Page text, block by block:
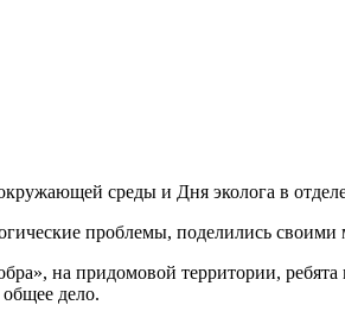
среды и Дня эколога в
проблемы, поделились
на придомовой территории,
общее дело.